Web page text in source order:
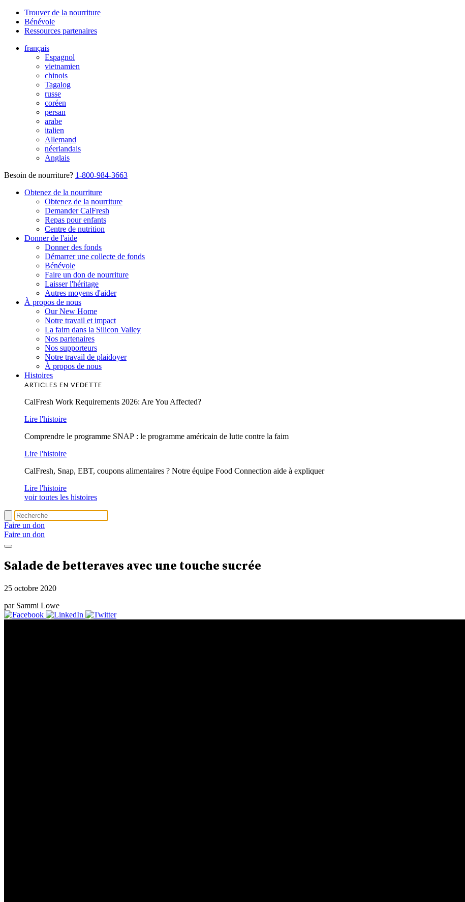
Trouver de la nourriture
Bénévole
Ressources partenaires
français
Espagnol
vietnamien
chinois
Tagalog
russe
coréen
persan
arabe
italien
Allemand
néerlandais
Anglais
Besoin de nourriture? 1-800-984-3663
Obtenez de la nourriture
Obtenez de la nourriture
Demander CalFresh
Repas pour enfants
Centre de nutrition
Donner de l'aide
Donner des fonds
Démarrer une collecte de fonds
Bénévole
Faire un don de nourriture
Laisser l'héritage
Autres moyens d'aider
À propos de nous
Our New Home
Notre travail et impact
La faim dans la Silicon Valley
Nos partenaires
Nos supporteurs
Notre travail de plaidoyer
À propos de nous
Histoires
ARTICLES EN VEDETTE
CalFresh Work Requirements 2026: Are You Affected?
Lire l'histoire
Comprendre le programme SNAP : le programme américain de lutte contre la faim
Lire l'histoire
CalFresh, Snap, EBT, coupons alimentaires ? Notre équipe Food Connection aide à expliquer
Lire l'histoire
voir toutes les histoires
Faire un don
Faire un don
Salade de betteraves avec une touche sucrée
25 octobre 2020
par Sammi Lowe